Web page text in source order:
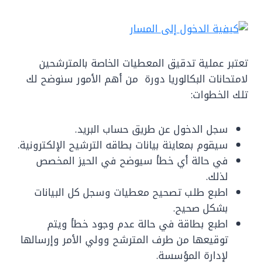
تعتبر عملية تدقيق المعطيات الخاصة بالمترشحين
لامتحانات البكالوريا دورة من أهم الأمور سنوضح لك
تلك الخطوات:
سجل الدخول عن طريق حساب البريد.
سيقوم بمعاينة بيانات بطاقه الترشيح الإلكترونية.
في حالة أي خطأ سيوضح في الحيز المخصص
لذلك.
اطبع طلب تصحيح معطيات وسجل كل البيانات
بشكل صحيح.
اطبع بطاقة في حالة عدم وجود خطأ ويتم
توقيعها من طرف المترشح وولي الأمر وإرسالها
لإدارة المؤسسة.